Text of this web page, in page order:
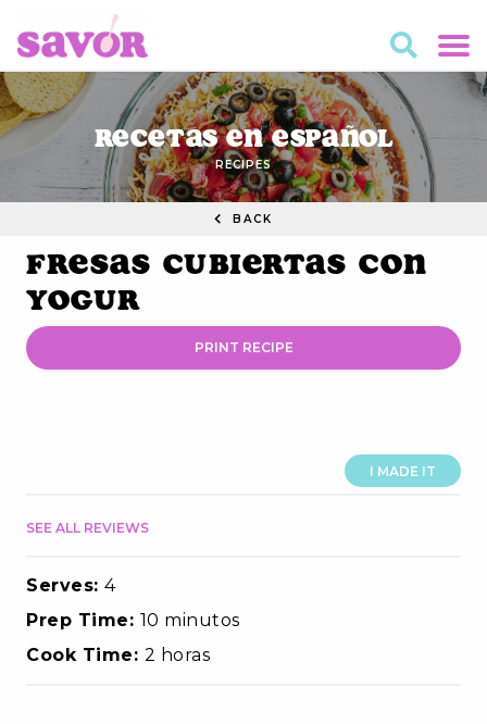
Recetas en Español
RECIPES
BACK
Fresas Cubiertas con
Yogur
PRINT RECIPE
I MADE IT
SEE ALL REVIEWS
Serves: 4
Prep Time: 10 minutos
Cook Time: 2 horas